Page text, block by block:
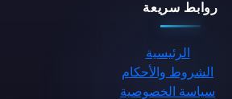
روابط سريعة
الرئيسية
الشروط والأحكام
سياسة الخصوصية